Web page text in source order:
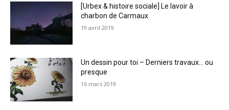
[Urbex & histoire sociale] Le lavoir à
charbon de Carmaux
19 avril 2019
Un dessin pour toi – Derniers travaux… ou
presque
16 mars 2019